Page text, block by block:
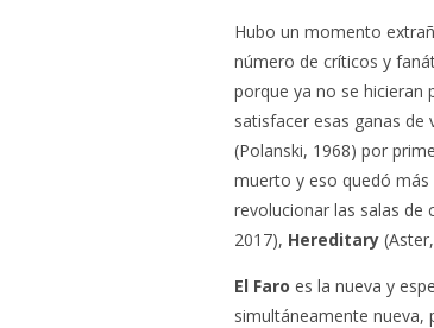
Hubo un momento
número de críticos y
porque ya no se hicieran
satisfacer esas ganas de
(Polanski, 1968) por
muerto y eso quedó
revolucionar las salas de
2017), Hereditary
El Faro es la nueva y
simultáneamente nueva,